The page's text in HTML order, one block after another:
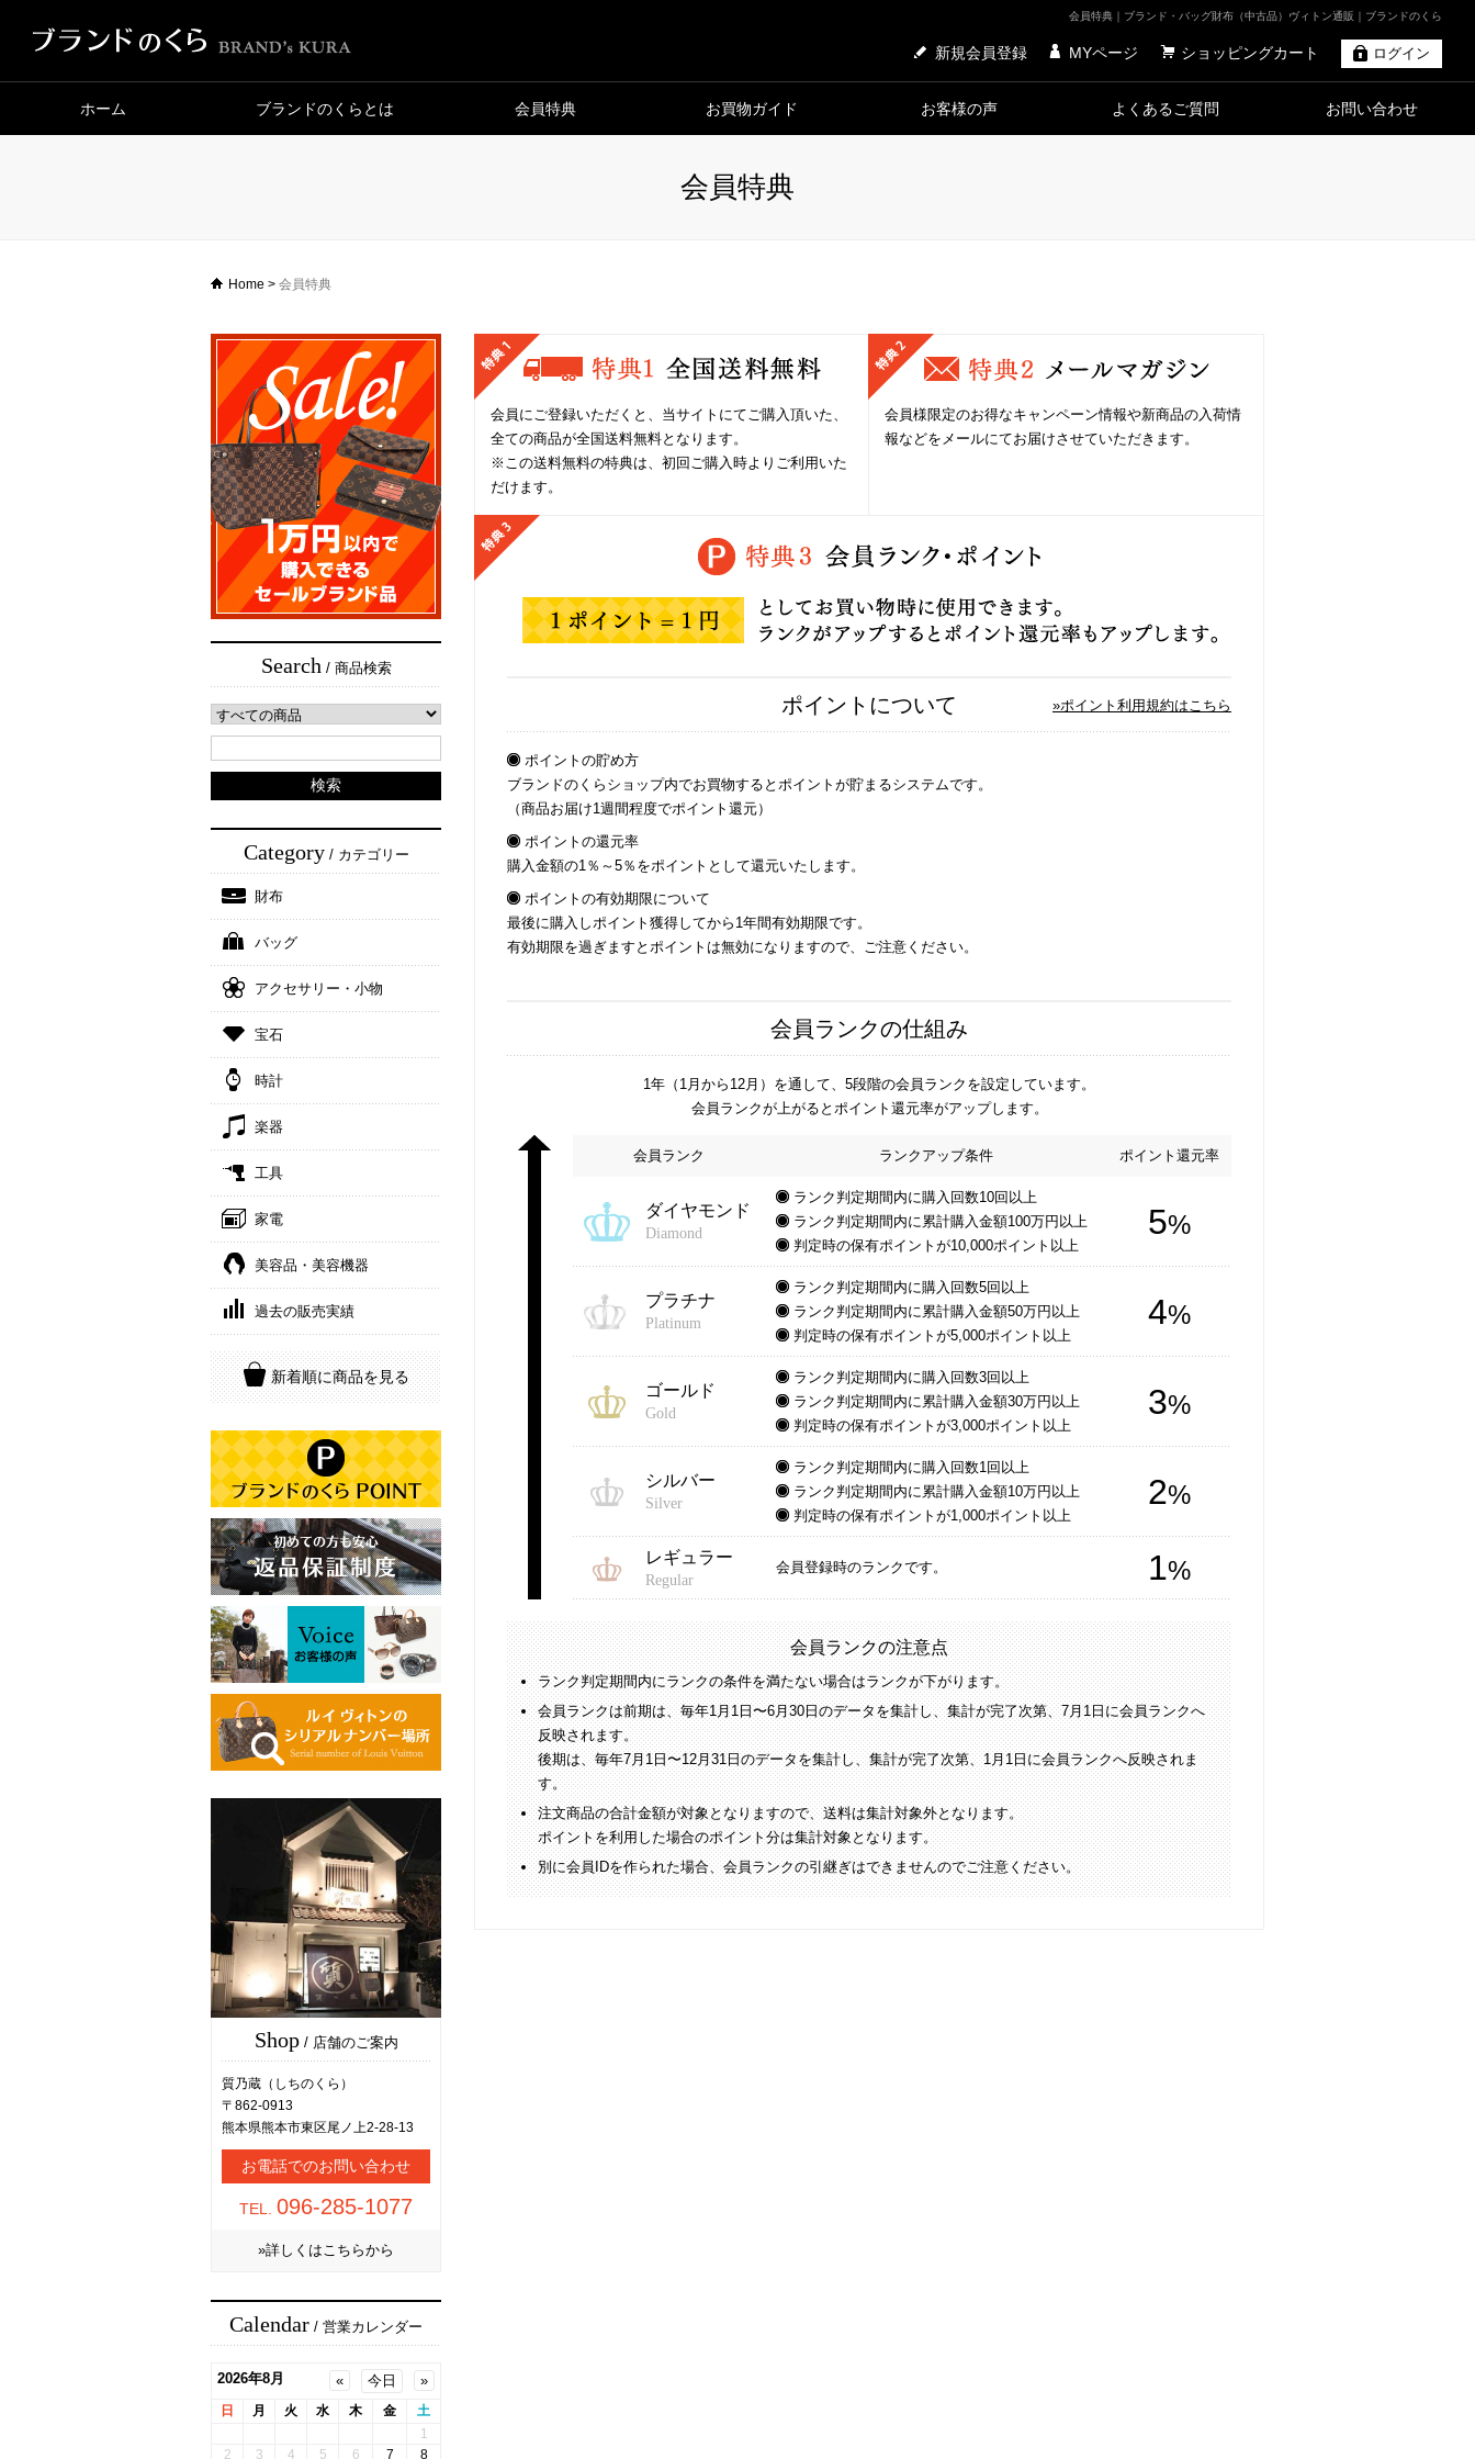
会員特典｜ブランド・バッグ財布（中古品）ヴィトン通販｜ブランドのくら
新規会員登録 MYページ ショッピングカート ログイン
ホーム ブランドのくらとは 会員特典 お買物ガイド お客様の声 よくあるご質問 お問い合わせ
会員特典
Home > 会員特典
Search/ 商品検索
Category/ カテゴリー
財布
バッグ
アクセサリー・小物
宝石
時計
楽器
工具
家電
美容品・美容機器
過去の販売実績
新着順に商品を見る
Shop/ 店舗のご案内
質乃蔵（しちのくら）
〒862-0913
熊本県熊本市東区尾ノ上2-28-13
お電話でのお問い合わせ
TEL. 096-285-1077
»詳しくはこちらから
Calendar / 営業カレンダー
会員にご登録いただくと、当サイトにてご購入頂いた、
全ての商品が全国送料無料となります。
※この送料無料の特典は、初回ご購入時よりご利用いた
だけます。
会員様限定のお得なキャンペーン情報や新商品の入荷情
報などをメールにてお届けさせていただきます。
ポイントについて »ポイント利用規約はこちら
ポイントの貯め方
ブランドのくらショップ内でお買物するとポイントが貯まるシステムです。
（商品お届け1週間程度でポイント還元）
ポイントの還元率
購入金額の1％～5％をポイントとして還元いたします。
ポイントの有効期限について
最後に購入しポイント獲得してから1年間有効期限です。
有効期限を過ぎますとポイントは無効になりますので、ご注意ください。
会員ランクの仕組み
1年（1月から12月）を通して、5段階の会員ランクを設定しています。
会員ランクが上がるとポイント還元率がアップします。
会員ランク ランクアップ条件 ポイント還元率
ダイヤモンド
Diamond
ランク判定期間内に購入回数10回以上
ランク判定期間内に累計購入金額100万円以上
判定時の保有ポイントが10,000ポイント以上
5%
プラチナ
Platinum
ランク判定期間内に購入回数5回以上
ランク判定期間内に累計購入金額50万円以上
判定時の保有ポイントが5,000ポイント以上
4%
ゴールド
Gold
ランク判定期間内に購入回数3回以上
ランク判定期間内に累計購入金額30万円以上
判定時の保有ポイントが3,000ポイント以上
3%
シルバー
Silver
ランク判定期間内に購入回数1回以上
ランク判定期間内に累計購入金額10万円以上
判定時の保有ポイントが1,000ポイント以上
2%
レギュラー
Regular
会員登録時のランクです。 1%
会員ランクの注意点
ランク判定期間内にランクの条件を満たない場合はランクが下がります。
会員ランクは前期は、毎年1月1日〜6月30日のデータを集計し、集計が完了次第、7月1日に会員ランクへ
反映されます。
後期は、毎年7月1日〜12月31日のデータを集計し、集計が完了次第、1月1日に会員ランクへ反映されま
す。
注文商品の合計金額が対象となりますので、送料は集計対象外となります。
ポイントを利用した場合のポイント分は集計対象となります。
別に会員IDを作られた場合、会員ランクの引継ぎはできませんのでご注意ください。